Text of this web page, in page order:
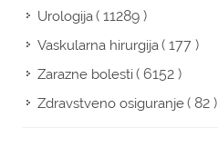
Urologija( 11289 )
Vaskularna hirurgija( 177 )
Zarazne bolesti( 6152 )
Zdravstveno osiguranje( 82 )